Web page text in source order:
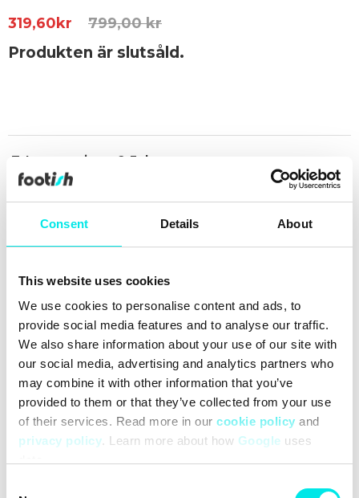
Consent Details About
This website uses cookies
We use cookies to personalise content and ads, to
provide social media features and to analyse our traffic.
We also share information about your use of our site with
our social media, advertising and analytics partners who
may combine it with other information that you’ve
provided to them or that they’ve collected from your use
of their services. Read more in our cookie policy and
privacy policy. Learn more about how Google uses
319,60kr 799,00 kr
Produkten är slutsåld.
Leverans inom 2-3 dagar
Alltid 30 dagars returrätt
#24q3 #black
Rengöring Leveranser